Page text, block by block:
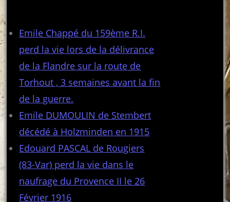
Emile Chappé du 159ème R.I.
perd la vie lors de la délivrance
de la Flandre sur la route de
Torhout , 3 semaines avant la fin
de la guerre.
Emile DUMOULIN de Stembert
décédé à Holzminden en 1915
Edouard PASCAL de Rougiers
(83-Var) perd la vie dans le
naufrage du Provence II le 26
Février 1916